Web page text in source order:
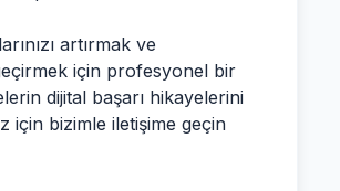
artırmak ve
için profesyonel bir
dijital başarı hikayelerini
için bizimle iletişime geçin